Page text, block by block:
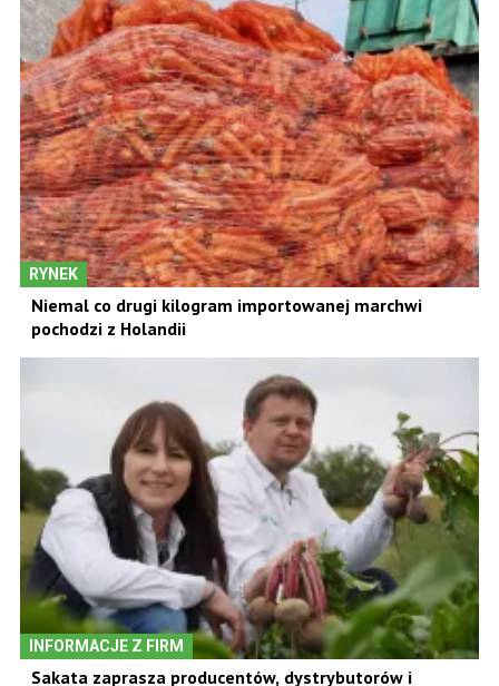
RYNEK
Niemal co drugi kilogram importowanej marchwi
pochodzi z Holandii
INFORMACJE Z FIRM
Sakata zaprasza producentów, dystrybutorów i